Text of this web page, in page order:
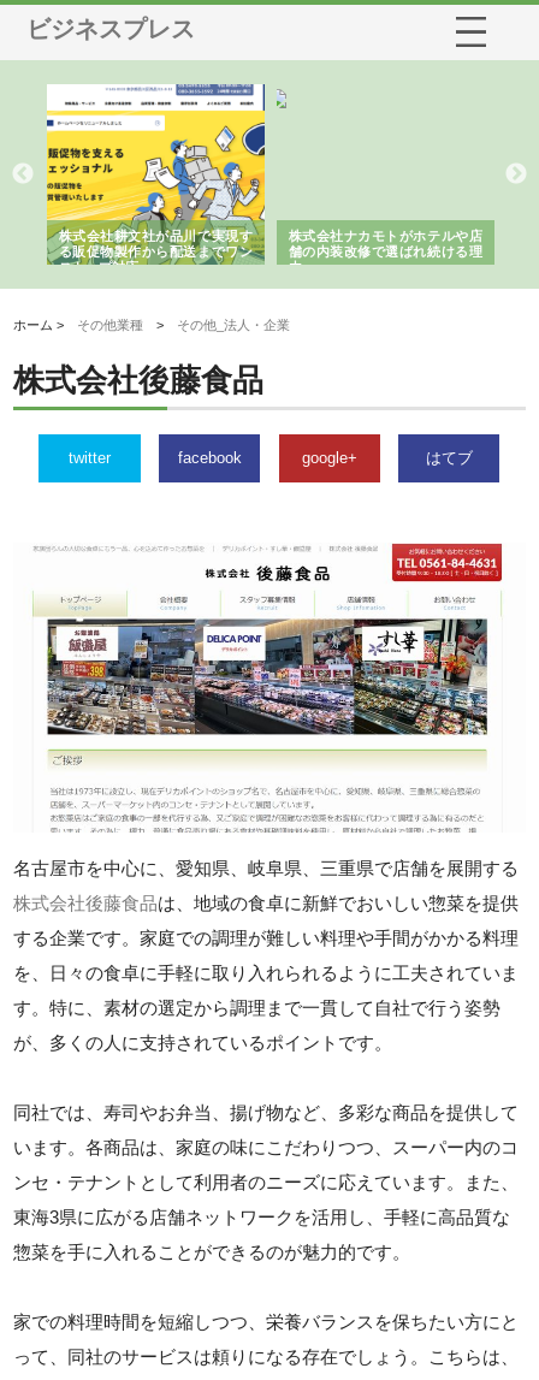
ビジネスプレス
株式会社耕文社が品川で実現す
る販促物製作から配送までワン
ストップ対応
株式会社ナカモトがホテルや店
舗の内装改修で選ばれ続ける理
由
ホーム > その他業種 > その他_法人・企業
株式会社後藤食品
twitter facebook google+ はてブ
名古屋市を中心に、愛知県、岐阜県、三重県で店舗を展開する
株式会社後藤食品は、地域の食卓に新鮮でおいしい惣菜を提供
する企業です。家庭での調理が難しい料理や手間がかかる料理
を、日々の食卓に手軽に取り入れられるように工夫されていま
す。特に、素材の選定から調理まで一貫して自社で行う姿勢
が、多くの人に支持されているポイントです。
同社では、寿司やお弁当、揚げ物など、多彩な商品を提供して
います。各商品は、家庭の味にこだわりつつ、スーパー内のコ
ンセ・テナントとして利用者のニーズに応えています。また、
東海3県に広がる店舗ネットワークを活用し、手軽に高品質な
惣菜を手に入れることができるのが魅力的です。
家での料理時間を短縮しつつ、栄養バランスを保ちたい方にと
って、同社のサービスは頼りになる存在でしょう。こちらは、